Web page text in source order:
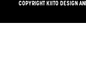
COPYRIGHT KIITO DESIGN